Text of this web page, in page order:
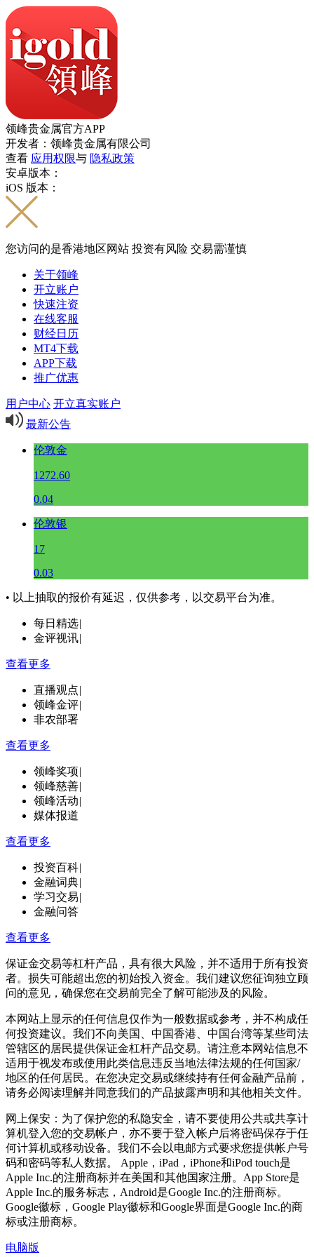
领峰贵金属官方APP
开发者：领峰贵金属有限公司
查看 应用权限与 隐私政策
安卓版本：
iOS 版本：
您访问的是香港地区网站 投资有风险 交易需谨慎
关于领峰
开立账户
快速注资
在线客服
财经日历
MT4下载
APP下载
推广优惠
用户中心 开立真实账户
最新公告
伦敦金
1272.60
0.04
伦敦银
17
0.03
• 以上抽取的报价有延迟，仅供参考，以交易平台为准。
每日精选|
金评视讯|
查看更多
直播观点|
领峰金评|
非农部署
查看更多
领峰奖项|
领峰慈善|
领峰活动|
媒体报道
查看更多
投资百科|
金融词典|
学习交易|
金融问答
查看更多
保证金交易等杠杆产品，具有很大风险，并不适用于所有投资
者。损失可能超出您的初始投入资金。我们建议您征询独立顾
问的意见，确保您在交易前完全了解可能涉及的风险。
本网站上显示的任何信息仅作为一般数据或参考，并不构成任
何投资建议。我们不向美国、中国香港、中国台湾等某些司法
管辖区的居民提供保证金杠杆产品交易。请注意本网站信息不
适用于视发布或使用此类信息违反当地法律法规的任何国家/
地区的任何居民。在您决定交易或继续持有任何金融产品前，
请务必阅读理解并同意我们的产品披露声明和其他相关文件。
网上保安：为了保护您的私隐安全，请不要使用公共或共享计
算机登入您的交易帐户，亦不要于登入帐户后将密码保存于任
何计算机或移动设备。我们不会以电邮方式要求您提供帐户号
码和密码等私人数据。 Apple，iPad，iPhone和iPod touch是
Apple Inc.的注册商标并在美国和其他国家注册。App Store是
Apple Inc.的服务标志，Android是Google Inc.的注册商标。
Google徽标，Google Play徽标和Google界面是Google Inc.的商
标或注册商标。
电脑版